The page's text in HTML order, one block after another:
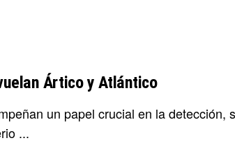
Ártico y Atlántico
un papel crucial en la detección,
...